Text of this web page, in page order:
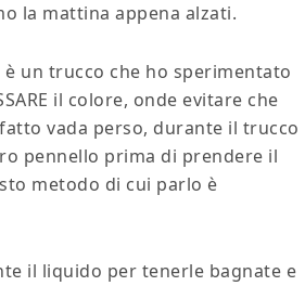
la mattina appena alzati.
un trucco che ho sperimentato
il colore, onde evitare che
vada perso, durante il trucco
pennello prima di prendere il
metodo di cui parlo è
il liquido per tenerle bagnate e